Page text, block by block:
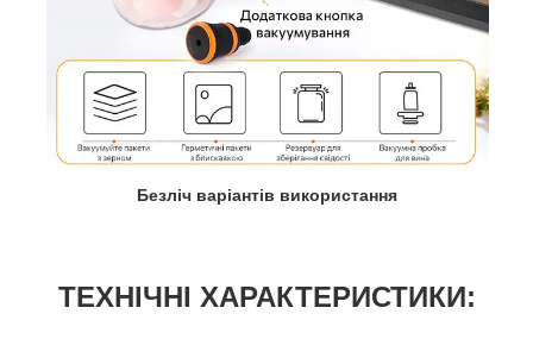
Безліч варіантів використання
ТЕХНІЧНІ ХАРАКТЕРИСТИКИ: